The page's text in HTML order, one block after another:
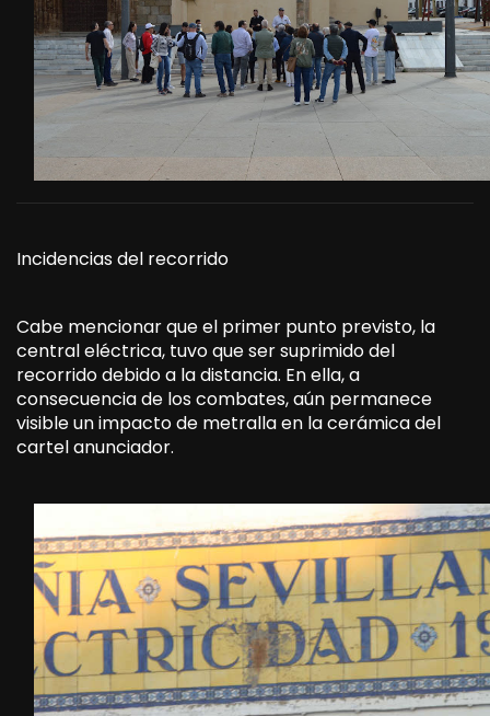
Incidencias del recorrido
Cabe mencionar que el primer punto previsto, la
central eléctrica, tuvo que ser suprimido del
recorrido debido a la distancia. En ella, a
consecuencia de los combates, aún permanece
visible un impacto de metralla en la cerámica del
cartel anunciador.